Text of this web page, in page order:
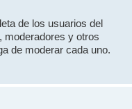
de los usuarios del
moderadores y otros
de moderar cada uno.